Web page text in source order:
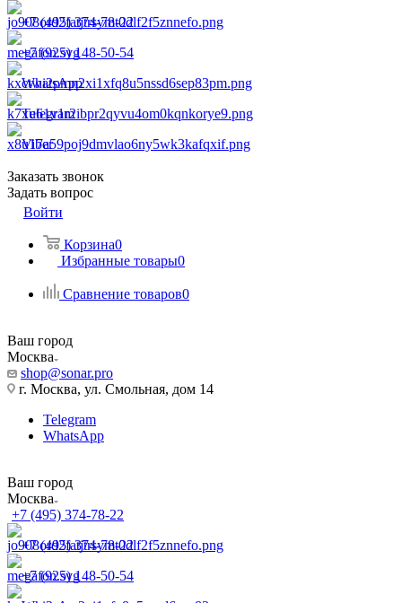
+7 (495) 374-78-22
+7 (925) 148-50-54
WhatsApp
Telegram
Viber
Заказать звонок
Задать вопрос
Войти
Корзина0
Избранные товары0
Сравнение товаров0
Ваш город
Москва
shop@sonar.pro
г. Москва, ул. Смольная, дом 14
Telegram
WhatsApp
Ваш город
Москва
+7 (495) 374-78-22
+7 (495) 374-78-22
+7 (925) 148-50-54